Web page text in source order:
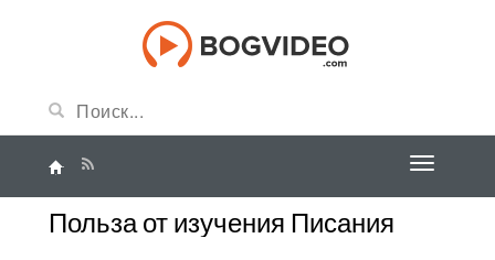
Польза от изучения Писания